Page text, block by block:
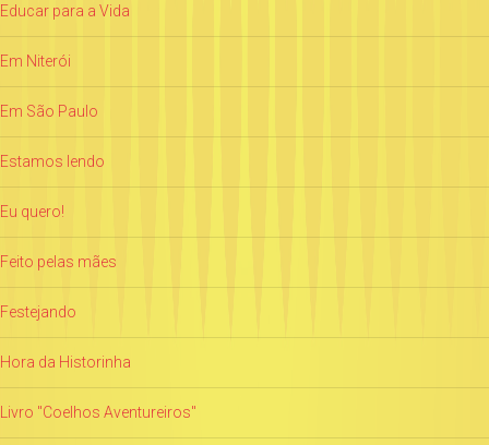
Educar para a Vida
Em Niterói
Em São Paulo
Estamos lendo
Eu quero!
Feito pelas mães
Festejando
Hora da Historinha
Livro "Coelhos Aventureiros"